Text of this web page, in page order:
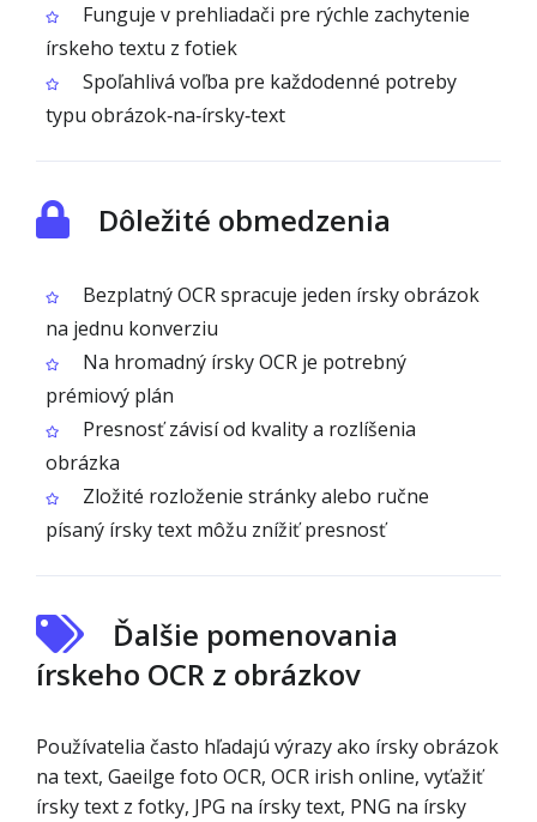
Funguje v prehliadači pre rýchle zachytenie
írskeho textu z fotiek
Spoľahlivá voľba pre každodenné potreby
typu obrázok‑na‑írsky‑text
Dôležité obmedzenia
Bezplatný OCR spracuje jeden írsky obrázok
na jednu konverziu
Na hromadný írsky OCR je potrebný
prémiový plán
Presnosť závisí od kvality a rozlíšenia
obrázka
Zložité rozloženie stránky alebo ručne
písaný írsky text môžu znížiť presnosť
Ďalšie pomenovania
írskeho OCR z obrázkov
Používatelia často hľadajú výrazy ako írsky obrázok
na text, Gaeilge foto OCR, OCR irish online, vyťažiť
írsky text z fotky, JPG na írsky text, PNG na írsky